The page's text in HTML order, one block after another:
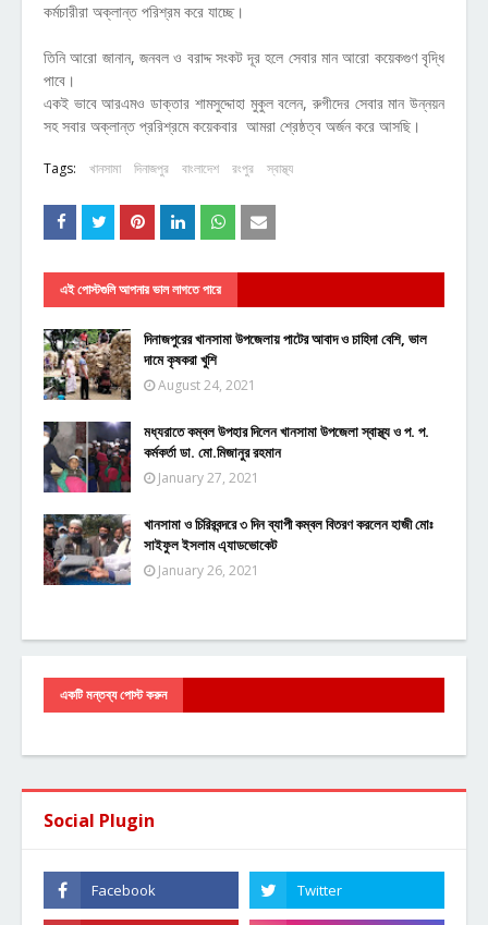
কর্মচারীরা অক্লান্ত পরিশ্রম করে যাচ্ছে।
তিনি আরো জানান, জনবল ও বরাদ্দ সংকট দূর হলে সেবার মান আরো কয়েকগুণ বৃদ্ধি
পাবে।
একই ভাবে আরএমও ডাক্তার শামসুদ্দোহা মুকুল বলেন, রুগীদের সেবার মান উন্নয়ন
সহ সবার অক্লান্ত প্ররিশ্রমে কয়েকবার আমরা শ্রেষ্ঠত্ব অর্জন করে আসছি।
Tags: খানসামা দিনাজপুর বাংলাদেশ রংপুর স্বাস্থ্য
এই পোস্টগুলি আপনার ভাল লাগতে পারে
দিনাজপুরের খানসামা উপজেলায় পাটের আবাদ ও চাহিদা বেশি, ভাল
দামে কৃষকরা খুশি
August 24, 2021
মধ্যরাতে কম্বল উপহার দিলেন খানসামা উপজেলা স্বাস্থ্য ও প. প.
কর্মকর্তা ডা. মো.মিজানুর রহমান
January 27, 2021
খানসামা ও চিরিরবন্দরে ৩ দিন ব্যাপী কম্বল বিতরণ করলেন হাজী মোঃ
সাইফুল ইসলাম এ্যাডভোকেট
January 26, 2021
একটি মন্তব্য পোস্ট করুন
Social Plugin